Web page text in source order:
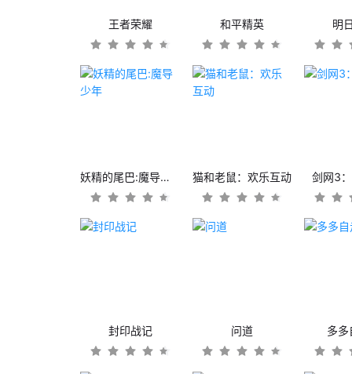
王者荣耀 和平精英 明
妖精的尾巴:魔导少年 猫和老鼠：欢乐互动 剑网3
封印战记 问道 多多